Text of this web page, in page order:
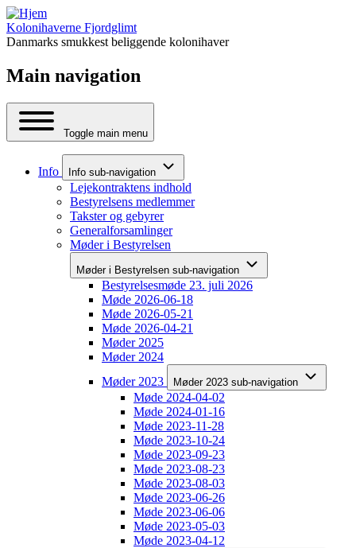
Kolonihaverne Fjordglimt
Danmarks smukkest beliggende kolonihaver
Main navigation
Toggle main menu
Info Info sub-navigation
Lejekontraktens indhold
Bestyrelsens medlemmer
Takster og gebyrer
Generalforsamlinger
Møder i Bestyrelsen
Møder i Bestyrelsen sub-navigation
Bestyrelsesmøde 23. juli 2026
Møde 2026-06-18
Møde 2026-05-21
Møde 2026-04-21
Møder 2025
Møder 2024
Møder 2023
Møder 2023 sub-navigation
Møde 2024-04-02
Møde 2024-01-16
Møde 2023-11-28
Møde 2023-10-24
Møde 2023-09-23
Møde 2023-08-23
Møde 2023-08-03
Møde 2023-06-26
Møde 2023-06-06
Møde 2023-05-03
Møde 2023-04-12